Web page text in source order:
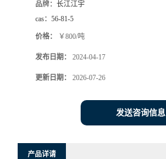
品牌： 长江江宇
cas： 56-81-5
价格： ￥800/吨
发布日期： 2024-04-17
更新日期： 2026-07-26
发送咨询信息
产品详请